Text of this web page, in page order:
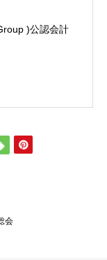
)公認会計
会